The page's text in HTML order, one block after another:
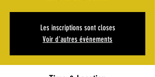
Les inscriptions sont closes
Voir d'autres événements